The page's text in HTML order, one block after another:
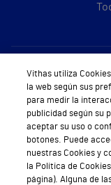
Vithas utiliza
la web según sus
para medir la
publicidad según su
aceptar su uso o
botones. Puede
nuestras Cookies y
la Política de
página). Alguna de